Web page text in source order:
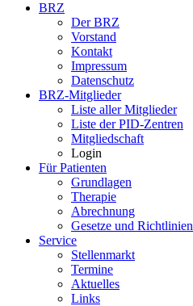
BRZ
Der BRZ
Vorstand
Kontakt
Impressum
Datenschutz
BRZ-Mitglieder
Liste aller Mitglieder
Liste der PID-Zentren
Mitgliedschaft
Login
Für Patienten
Grundlagen
Therapie
Abrechnung
Gesetze und Richtlinien
Service
Stellenmarkt
Termine
Aktuelles
Links